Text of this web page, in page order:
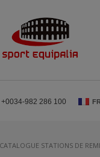
982 286 100
CATALOGUE STATIONS DE